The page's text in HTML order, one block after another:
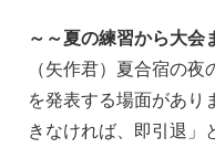
～～夏の練習から大会
（矢作君）夏合宿の
を発表する場面があり
きなければ、即引退」